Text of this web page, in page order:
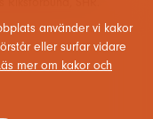
använder vi kakor
eller surfar vidare
mer om kakor och